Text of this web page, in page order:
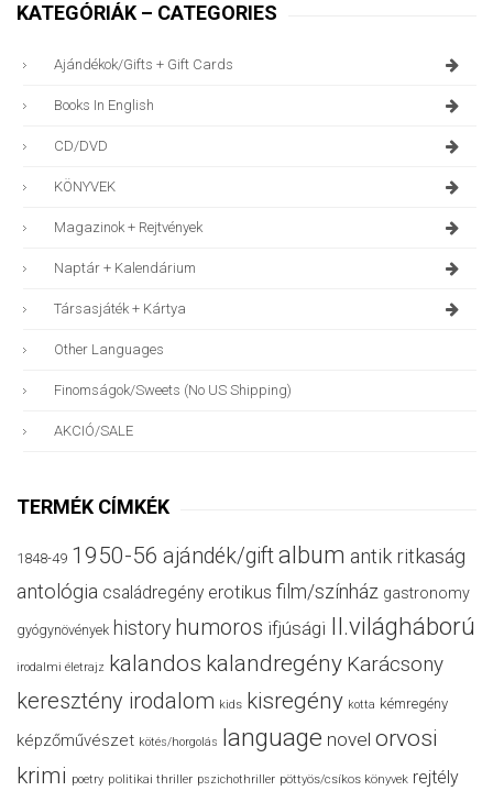
KATEGÓRIÁK – CATEGORIES
Ajándékok/gifts + Gift Cards
Books In English
CD/DVD
KÖNYVEK
Magazinok + Rejtvények
Naptár + Kalendárium
Társasjáték + Kártya
Other Languages
Finomságok/sweets (no US Shipping)
AKCIÓ/SALE
TERMÉK CÍMKÉK
1848-49 1950-56 ajándék/giftalbum antik ritkaság
antológia családregény erotikus film/színház gastronomy
gyógynövények history humoros ifjúsági II.világháború
irodalmi életrajz kalandos kalandregény Karácsony
keresztény irodalom kids kisregény kotta kémregény
képzőművészet kötés/horgolás language novel orvosi
krimi poetry politikai thriller pszichothriller pöttyös/csíkos könyvek rejtély